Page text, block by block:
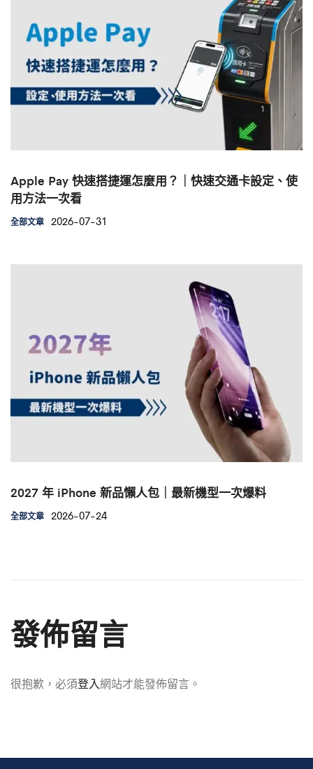
Apple Pay 快速搭捷運怎麼用？｜快速交通卡設定、使
用方法一次看
全部文章 2026-07-31
2027 年 iPhone 新品懶人包｜最新機型一次爆料
全部文章 2026-07-24
發佈留言
很抱歉，必須登入網站才能發佈留言。